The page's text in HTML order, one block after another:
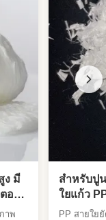
ง มี
อร์
าพ
สำหรับปู
ใยแก้ว
สามารถ
PP สายใย